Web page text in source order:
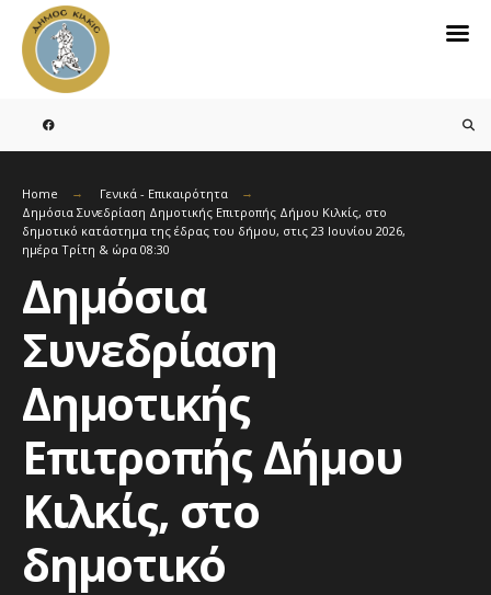
Skip
Home
Γενικά - Επικαιρότητα
Δημόσια Συνεδρίαση Δημοτικής Επιτροπής Δήμου Κιλκίς, στο
δημοτικό κατάστημα της έδρας του δήμου, στις 23 Ιουνίου 2026,
ημέρα Τρίτη & ώρα 08:30
Δημόσια
Συνεδρίαση
Δημοτικής
Επιτροπής Δήμου
Κιλκίς, στο
δημοτικό
Search
for: